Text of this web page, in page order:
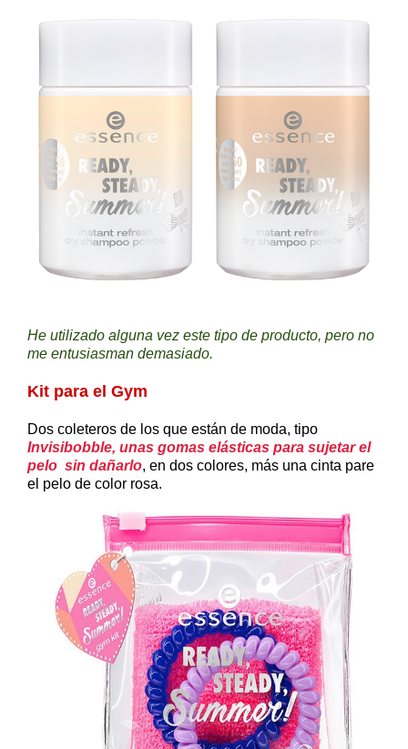
He utilizado alguna vez este tipo de producto, pero no
me entusiasman demasiado.
Kit para el Gym
Dos coleteros de los que están de moda, tipo
Invisibobble, unas gomas elásticas para sujetar el
pelo sin dañarlo, en dos colores, más una cinta pare
el pelo de color rosa.